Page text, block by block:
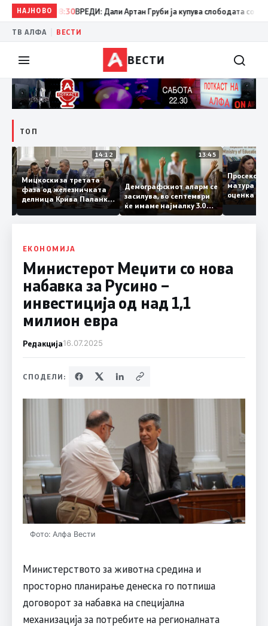
НАЈНОВО
08:30 ВРЕДИ: Дали Артан Груби ја купува слободата со
ТВ АЛФА ВЕСТИ
ВЕСТИ
ТОП
15:20
Во
14:12
Мицкоски за третата
фаза од железничката
делница Крива Паланка
– Деве Баир: Проектот
нема да заврши на
целина
13:45
Демографскиот аларм се
засилува, во септември
ќе имаме најмалку 3.000
првачиња помалку
матура
оценка
ЕКОНОМИЈА
Министерот Меџити со нова
набавка за Русино –
инвестиција од над 1,1
милион евра
Редакција16.07.2025
СПОДЕЛИ:
Фото: Алфа Вести
Министерството за животна средина и
просторно планирање денеска го потпиша
договорот за набавка на специјална
механизација за потребите на регионалната